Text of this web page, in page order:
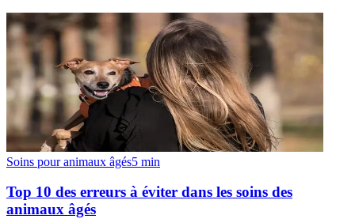
Soins pour animaux âgés5 min
Top 10 des erreurs à éviter dans les soins des
animaux âgés